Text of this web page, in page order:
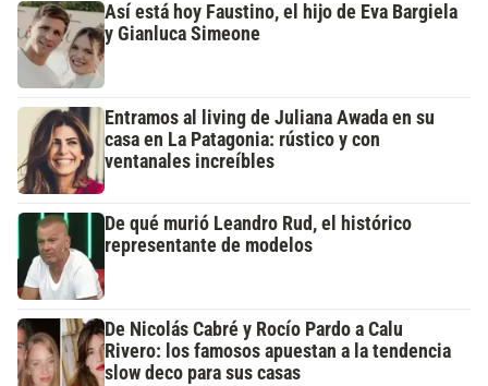
Así está hoy Faustino, el hijo de Eva Bargiela
y Gianluca Simeone
Entramos al living de Juliana Awada en su
casa en La Patagonia: rústico y con
ventanales increíbles
De qué murió Leandro Rud, el histórico
representante de modelos
De Nicolás Cabré y Rocío Pardo a Calu
Rivero: los famosos apuestan a la tendencia
slow deco para sus casas